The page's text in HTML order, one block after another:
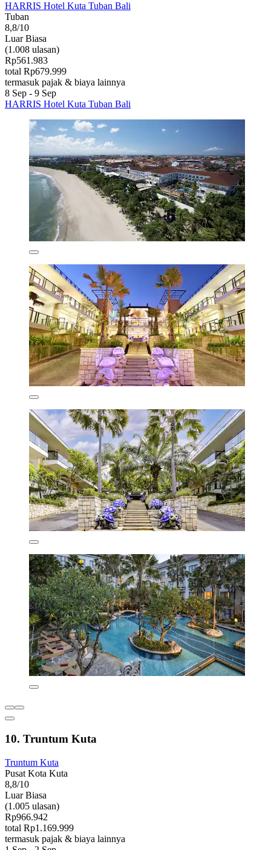
HARRIS Hotel Kuta Tuban Bali
Tuban
8,8/10
Luar Biasa
(1.008 ulasan)
Rp561.983
total Rp679.999
termasuk pajak & biaya lainnya
8 Sep - 9 Sep
HARRIS Hotel Kuta Tuban Bali
10. Truntum Kuta
Truntum Kuta
Pusat Kota Kuta
8,8/10
Luar Biasa
(1.005 ulasan)
Rp966.942
total Rp1.169.999
termasuk pajak & biaya lainnya